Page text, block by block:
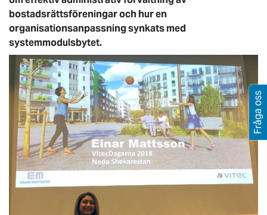
bostadsrättsföreningar och hur en
organisationsanpassning synkats med
systemmodulsbytet.
Fråga oss